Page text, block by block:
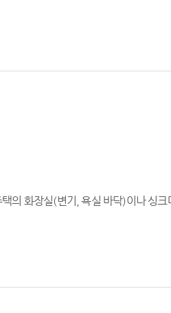
의 화장실(변기, 욕실 바닥)이나 싱크